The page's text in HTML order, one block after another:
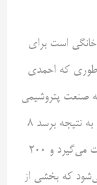
خانگی است برای
طوری که احمدی
صنعت پتروشیمی
۱۰ تفاهم نامه با وزارت نفت به امضا رسانده که اگر به نتیجه برسد ۸
میلیارد دلار اندوخته‌گذاری در میدان ها گازی صورت می‌گیرد و ۲۰۰
که بخشی از